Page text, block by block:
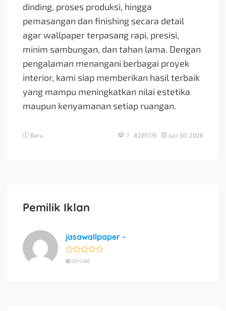
dinding, proses produksi, hingga
pemasangan dan finishing secara detail
agar wallpaper terpasang rapi, presisi,
minim sambungan, dan tahan lama. Dengan
pengalaman menangani berbagai proyek
interior, kami siap memberikan hasil terbaik
yang mampu meningkatkan nilai estetika
maupun kenyamanan setiap ruangan.
Baru 7 #285176 Juli 30, 2026
Pemilik Iklan
jasawallpaper -
OFFLINE